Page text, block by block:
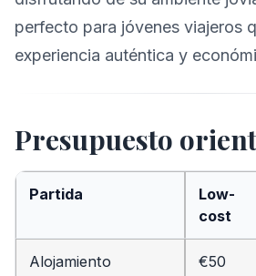
perfecto para jóvenes viajeros
experiencia auténtica y
Presupuesto
Partida
Low-
cost
Alojamiento €50